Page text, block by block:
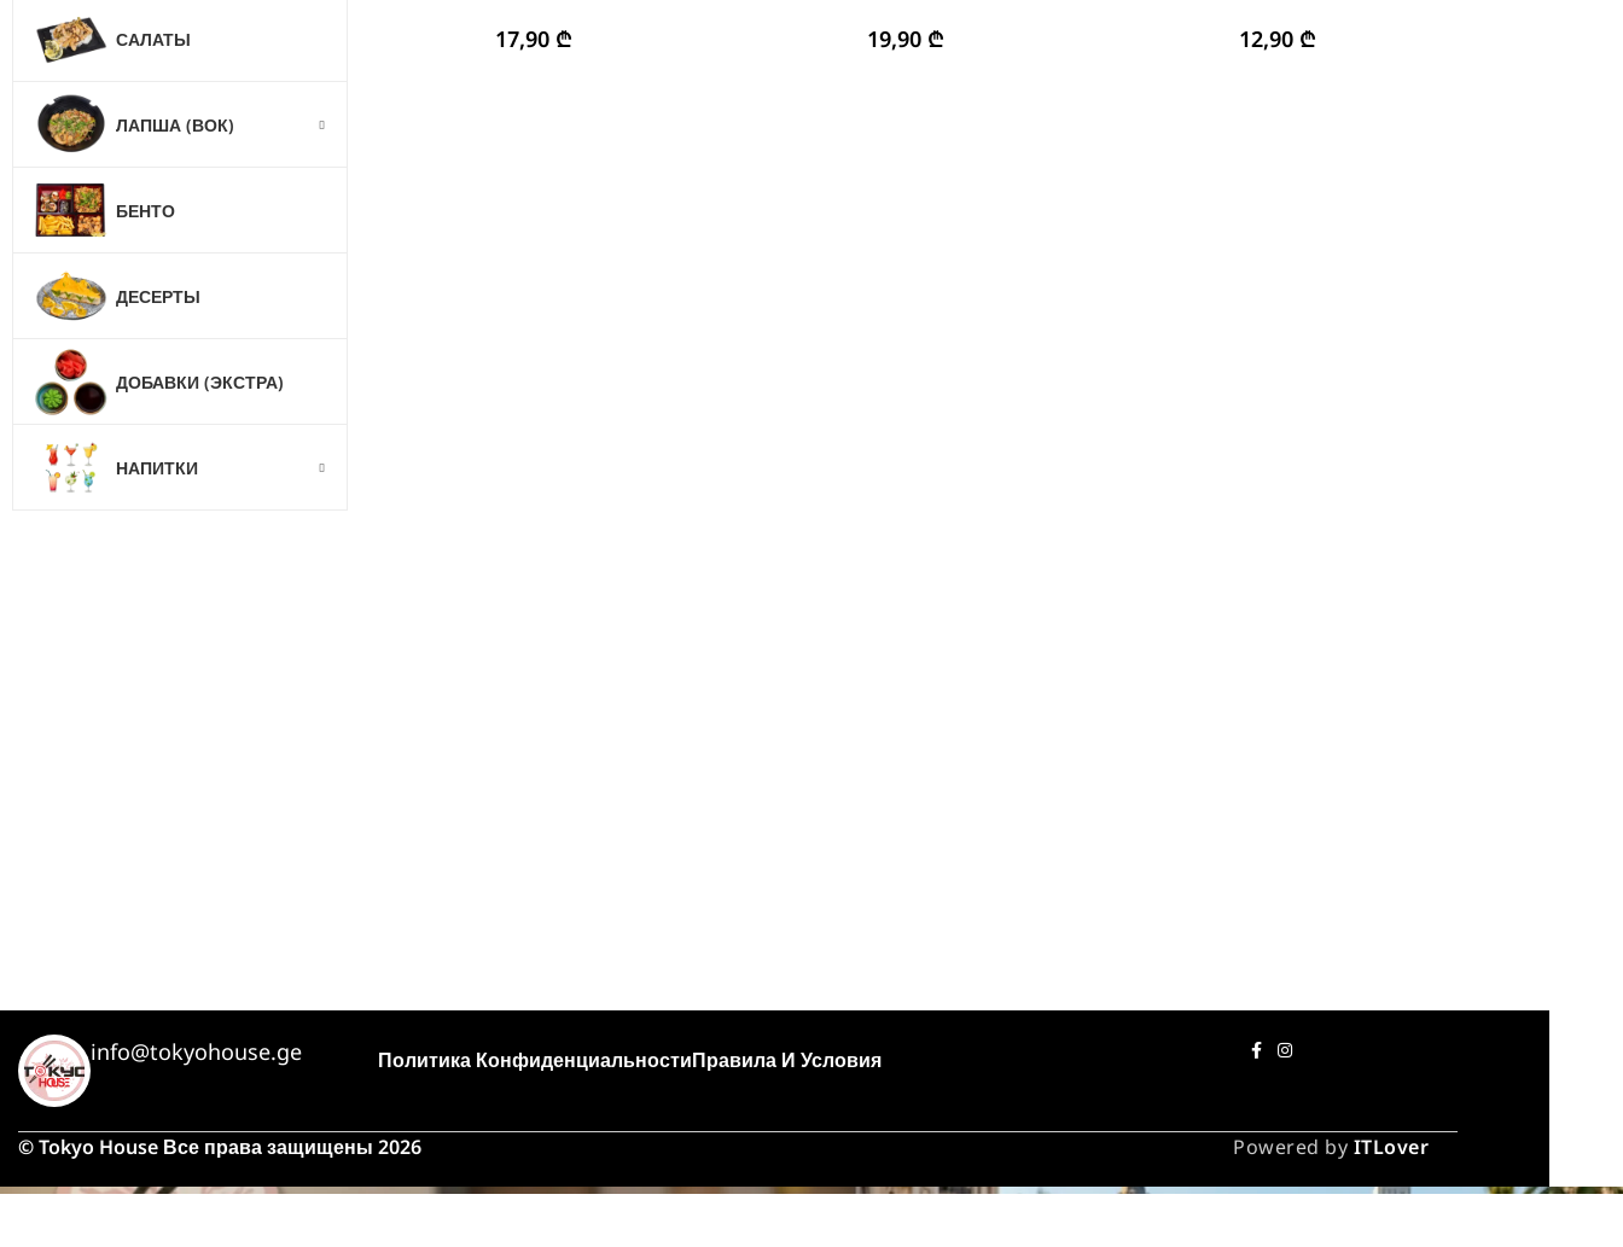
САЛАТЫ
ЛАПША (ВОК)
БЕНТО
ДЕСЕРТЫ
ДОБАВКИ (ЭКСТРА)
НАПИТКИ
17,90 ₾
19,90 ₾
12,90 ₾
info@tokyohouse.ge Политика КонфиденциальностиПравила И Условия
© Tokyo House Все права защищены 2026 Powered by ITLover